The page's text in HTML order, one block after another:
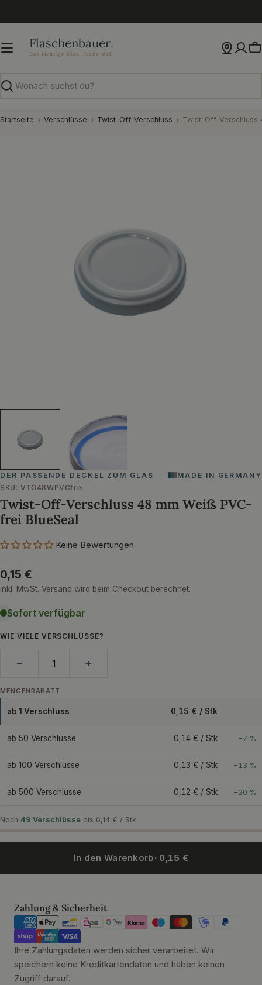
Inhalt
Suchen
Startseite Verschlüsse Twist-Off-Verschluss
Sie das Medium 0 im Modalformat
DER PASSENDE DECKEL ZUM GLAS
MADE IN GERMANY
SKU: VTO48WPVCfrei
Twist-Off-Verschluss 48 mm Weiß PVC-
frei BlueSeal
Keine Bewertungen
Regulärer
Preis
0,15 €
inkl. MwSt. Versand wird beim Checkout berechnet.
Sofort verfügbar
WIE VIELE VERSCHLÜSSE?
− +
MENGENRABATT
ab 1 Verschluss 0,15 € / Stk
ab 50 Verschlüsse 0,14 € / Stk −7 %
ab 100 Verschlüsse 0,13 € / Stk −13 %
ab 500 Verschlüsse 0,12 € / Stk −20 %
Noch 49 Verschlüsse bis 0,14 € / Stk.
In den Warenkorb· 0,15 €
Zahlung & Sicherheit
Zahlungsmethoden
Ihre Zahlungsdaten werden sicher verarbeitet. Wir
speichern keine Kreditkartendaten und haben keinen
Zugriff darauf.